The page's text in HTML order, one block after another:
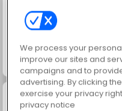
Dominó deluxe
We process your
improve our sites and
campaigns and to
advertising. By clicking
exercise your privacy
privacy notice